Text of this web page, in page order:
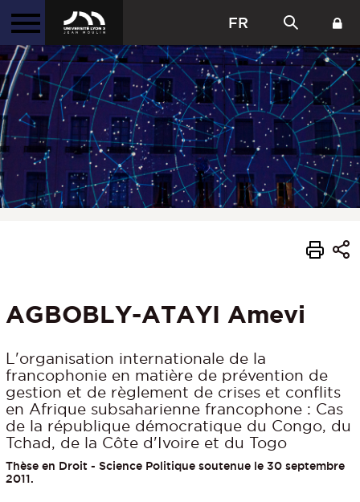
FR
AGBOBLY-ATAYI Amevi
L'organisation internationale de la
francophonie en matière de prévention de
gestion et de règlement de crises et conflits
en Afrique subsaharienne francophone : Cas
de la république démocratique du Congo, du
Tchad, de la Côte d'Ivoire et du Togo
Thèse en Droit - Science Politique soutenue le 30 septembre
2011.